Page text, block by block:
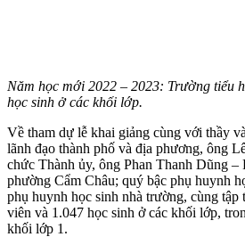
Năm học mới 2022 – 2023: Trường tiểu
học sinh ở các khối lớp.
Về tham dự lễ khai giảng cùng với thầy
lãnh đạo thành phố và địa phương, ông
chức Thành ủy, ông Phan Thanh Dũng
phường Cẩm Châu; quý bậc phụ huynh
phụ huynh học sinh nhà trường, cùng tập
viên và 1.047 học sinh ở các khối lớp,
khối lớp 1.